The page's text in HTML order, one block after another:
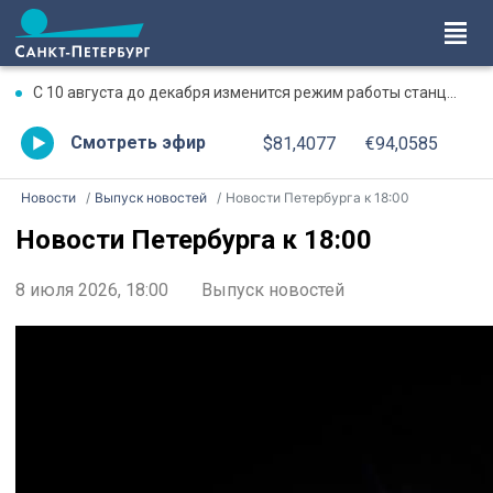
С 10 августа до декабря изменится режим работы станции метро «Чкаловская»
Смотреть эфир $81,4077 €94,0585
Новости Выпуск новостей Новости Петербурга к 18:00
Новости Петербурга к 18:00
8 июля 2026, 18:00 Выпуск новостей